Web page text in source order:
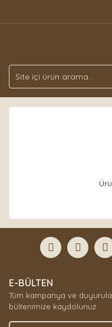
E-BÜLTEN
Tüm kampanya ve
bültenimize kaydolunuz.